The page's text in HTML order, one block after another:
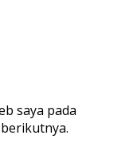
saya pada